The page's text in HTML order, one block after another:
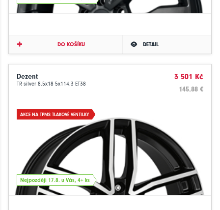
DO KOŠÍKU DETAIL
Dezent
TR silver 8.5x18 5x114.3 ET38
3 501 Kč
145.88 €
AKCE NA TPMS TLAKOVÉ VENTILKY
Nejpozději 17.8. u Vás, 4+ ks